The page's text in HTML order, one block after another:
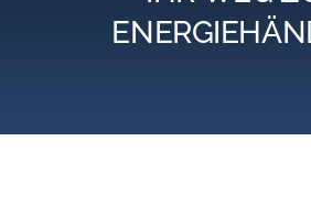
Partner werden